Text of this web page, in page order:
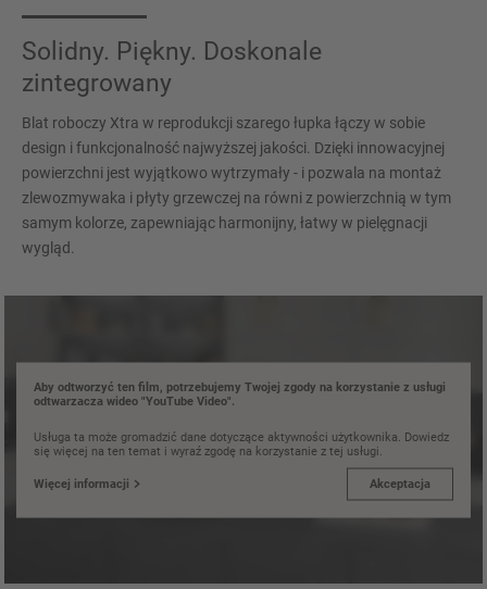
Solidny. Piękny. Doskonale
zintegrowany
Blat roboczy Xtra w reprodukcji szarego łupka łączy w sobie
design i funkcjonalność najwyższej jakości. Dzięki innowacyjnej
powierzchni jest wyjątkowo wytrzymały - i pozwala na montaż
zlewozmywaka i płyty grzewczej na równi z powierzchnią w tym
samym kolorze, zapewniając harmonijny, łatwy w pielęgnacji
wygląd.
Aby odtworzyć ten film, potrzebujemy Twojej zgody na korzystanie z usługi
odtwarzacza wideo "YouTube Video".
Usługa ta może gromadzić dane dotyczące aktywności użytkownika. Dowiedz
się więcej na ten temat i wyraź zgodę na korzystanie z tej usługi.
Więcej informacji Akceptacja